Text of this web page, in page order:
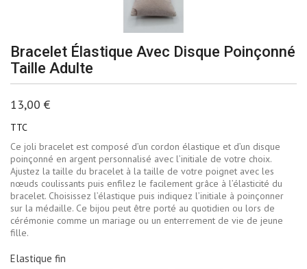
Bracelet Élastique Avec Disque Poinçonné
Taille Adulte
13,00 €
TTC
Ce joli bracelet est composé d’un cordon élastique et d’un disque
poinçonné en argent personnalisé avec l’initiale de votre choix.
Ajustez la taille du bracelet à la taille de votre poignet avec les
nœuds coulissants puis enfilez le facilement grâce à l’élasticité du
bracelet. Choisissez l’élastique puis indiquez l’initiale à poinçonner
sur la médaille. Ce bijou peut être porté au quotidien ou lors de
cérémonie comme un mariage ou un enterrement de vie de jeune
fille.
Elastique fin